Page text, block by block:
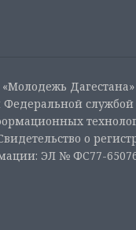
Федеральной службой
о
ЭЛ № ФС77-65076